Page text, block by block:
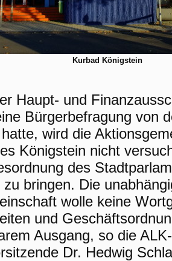
Kurbad Königstein
Haupt- und
Bürgerbefragung von
wird die
Königstein nicht
des
zu bringen. Die
wolle keine
und
Ausgang, so die ALK-
Dr. Hedwig